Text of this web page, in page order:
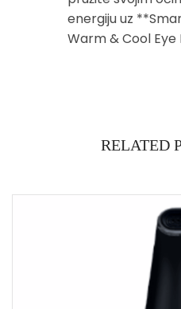
energiju uz
Warm & Cool Eye
RELATED